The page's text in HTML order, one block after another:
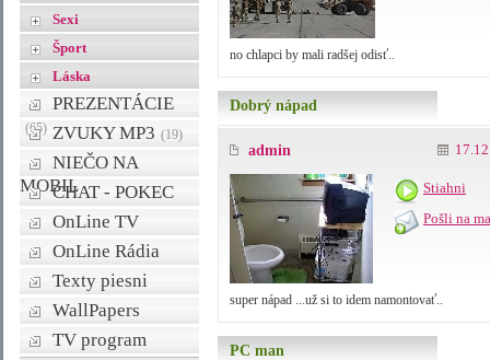
Sexi
Šport
Láska
PREZENTÁCIE
(65) ZVUKY MP3 (19)
NIEČO NA
MOBILCHAT - POKEC
OnLine TV
OnLine Rádia
Texty piesni
WallPapers
TV program
no chlapci by mali radšej odisť..
Dobrý nápad
admin
Stiahni
Pošli na
super nápad ...už si to idem namontovať..
PC man